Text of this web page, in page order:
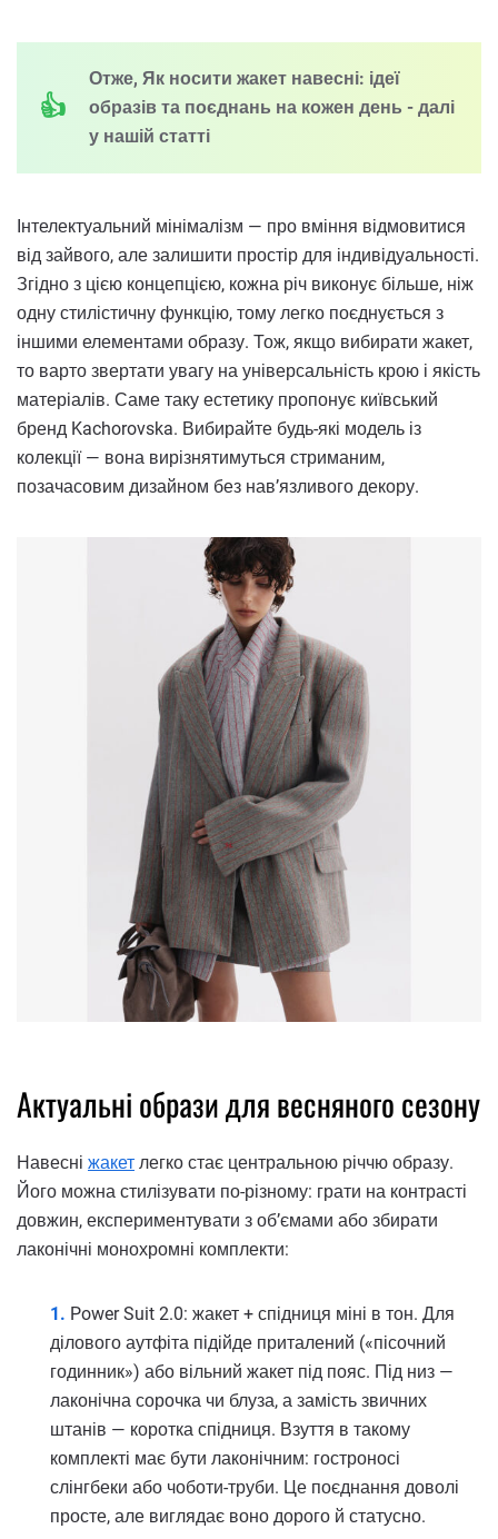
Отже, Як носити жакет навесні: ідеї
образів та поєднань на кожен день - далі
у нашій статті
Інтелектуальний мінімалізм — про вміння відмовитися
від зайвого, але залишити простір для індивідуальності.
Згідно з цією концепцією, кожна річ виконує більше, ніж
одну стилістичну функцію, тому легко поєднується з
іншими елементами образу. Тож, якщо вибирати жакет,
то варто звертати увагу на універсальність крою і якість
матеріалів. Саме таку естетику пропонує київський
бренд Kachorovska. Вибирайте будь-які модель із
колекції — вона вирізнятимуться стриманим,
позачасовим дизайном без нав’язливого декору.
Актуальні образи для весняного сезону
Навесні жакет легко стає центральною річчю образу.
Його можна стилізувати по-різному: грати на контрасті
довжин, експериментувати з об’ємами або збирати
лаконічні монохромні комплекти:
Power Suit 2.0: жакет + спідниця міні в тон. Для
ділового аутфіта підійде приталений («пісочний
годинник») або вільний жакет під пояс. Під низ —
лаконічна сорочка чи блуза, а замість звичних
штанів — коротка спідниця. Взуття в такому
комплекті має бути лаконічним: гостроносі
слінгбеки або чоботи-труби. Це поєднання доволі
просте, але виглядає воно дорого й статусно.